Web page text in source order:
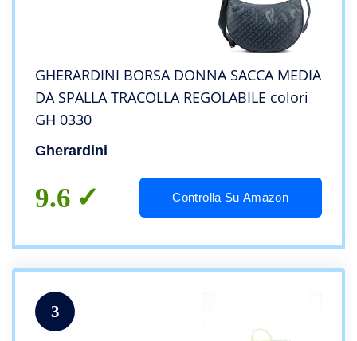
GHERARDINI BORSA DONNA SACCA MEDIA
DA SPALLA TRACOLLA REGOLABILE colori
GH 0330
Gherardini
9.6 Controlla Su Amazon
3